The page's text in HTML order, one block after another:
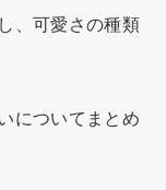
、可愛さの種類
についてまとめ